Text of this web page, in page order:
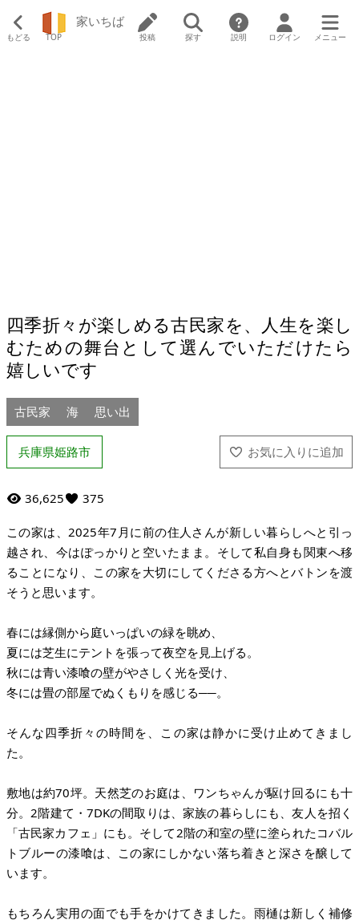
もどる TOP
家いちば
投稿 探す 説明 ログイン メニュー
四季折々が楽しめる古民家を、人生を楽し
むための舞台として選んでいただけたら
嬉しいです
古民家 海 思い出
兵庫県姫路市
36,625 375
この家は、2025年7月に前の住人さんが新しい暮らしへと引っ
越され、今はぽっかりと空いたまま。そして私自身も関東へ移
ることになり、この家を大切にしてくださる方へとバトンを渡
そうと思います。
春には縁側から庭いっぱいの緑を眺め、
夏には芝生にテントを張って夜空を見上げる。
秋には青い漆喰の壁がやさしく光を受け、
冬には畳の部屋でぬくもりを感じる──。
そんな四季折々の時間を、この家は静かに受け止めてきまし
た。
敷地は約70坪。天然芝のお庭は、ワンちゃんが駆け回るにも十
分。2階建て・7DKの間取りは、家族の暮らしにも、友人を招く
「古民家カフェ」にも。そして2階の和室の壁に塗られたコバル
トブルーの漆喰は、この家にしかない落ち着きと深さを醸して
います。
もちろん実用の面でも手をかけてきました。雨樋は新しく補修